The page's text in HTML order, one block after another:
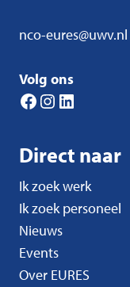
nco-eures@uwv.nl
Volg ons
Facebook
Instagram
LinkedIn
Direct naar
Ik zoek werk
Ik zoek personeel
Nieuws
Events
Over EURES